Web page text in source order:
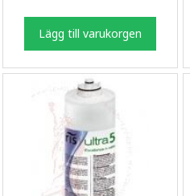
Lägg till varukorgen